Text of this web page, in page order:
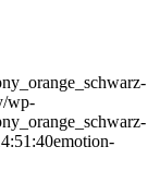
wp-
emotion-